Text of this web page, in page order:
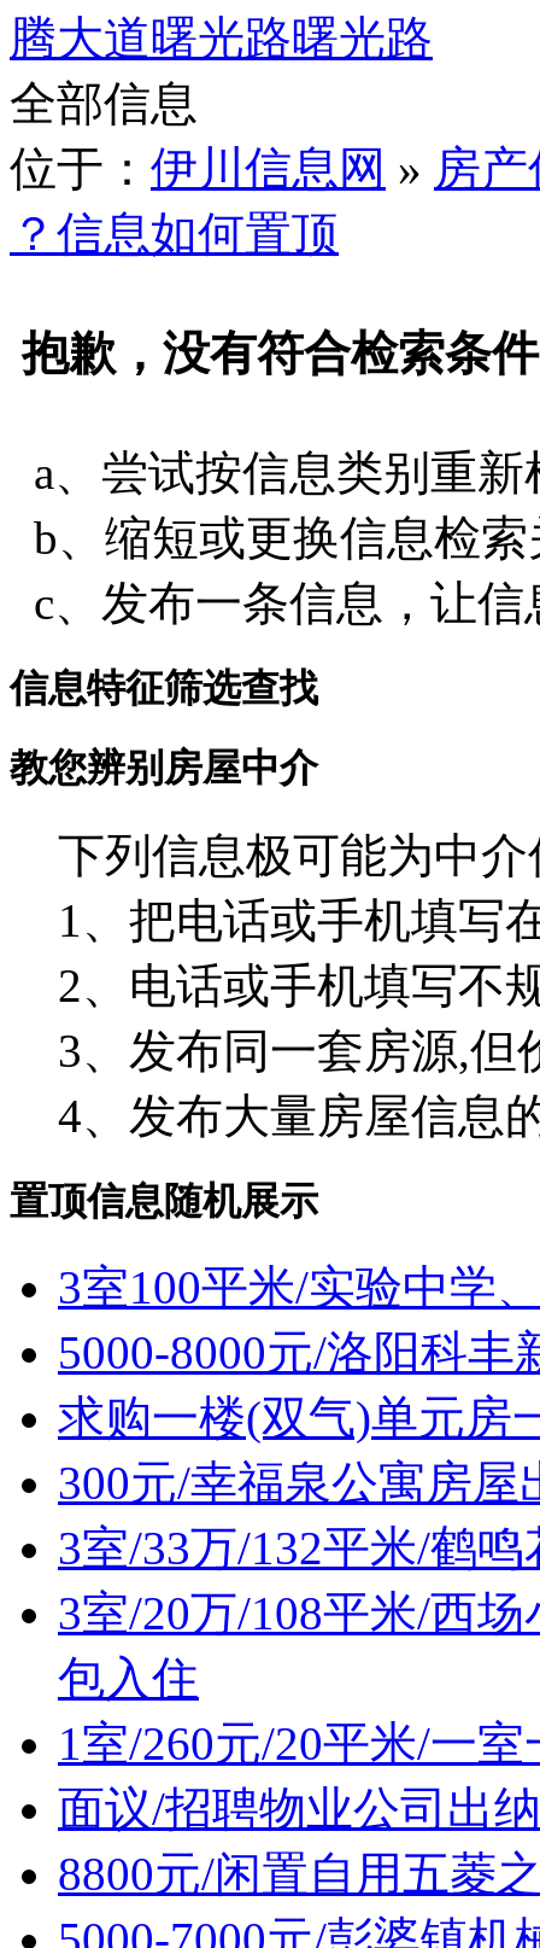
腾大道曙光路曙光路
全部信息
位于： 伊川信息网 » 房
？信息如何置顶
抱歉，没有符合检索条
a、尝试按信息类别重
b、缩短或更换信息检
c、发布一条信息，让
信息特征筛选查找
教您辨别房屋中介
下列信息极可能为中
1、把电话或手机填写
2、电话或手机填写不
3、发布同一套房源,但
4、发布大量房屋信息
置顶信息随机展示
3室100平米/实验中学
5000-8000元/洛阳科
求购一楼(双气)单元房
300元/幸福泉公寓房屋
3室/33万/132平米/鹤
3室/20万/108平米/西
包入住
1室/260元/20平米/一
面议/招聘物业公司出纳
8800元/闲置自用五菱